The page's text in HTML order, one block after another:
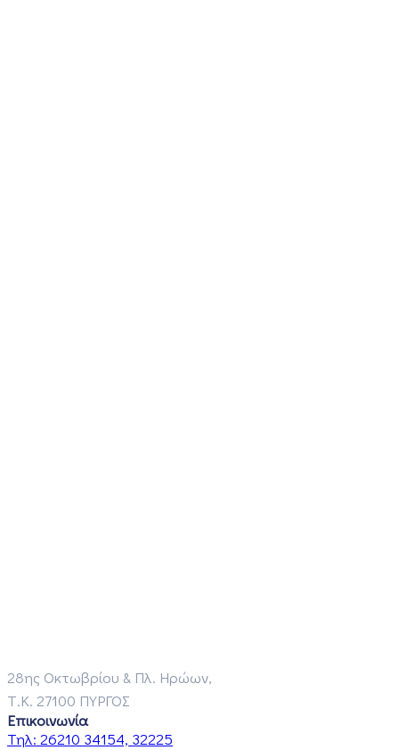
28ης Οκτωβρίου & Πλ. Ηρώων,
Τ.Κ. 27100 ΠΥΡΓΟΣ
Επικοινωνία
Τηλ: 26210 34154, 32225